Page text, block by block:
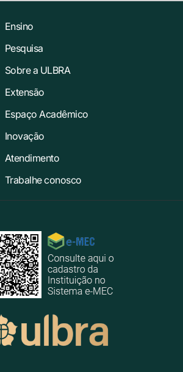
Ensino
Pesquisa
Sobre a ULBRA
Extensão
Espaço Acadêmico
Inovação
Atendimento
Trabalhe conosco